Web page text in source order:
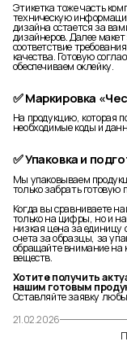
Этикетка тоже часть
техническую
дизайна остается за
дизайнеров. Далее
соответствие
качества. Готовую
обеспечиваем оклейку.
✅ Маркировка
На продукцию, которая
необходимые коды и
✅ Упаковка и
Мы упаковываем
только забрать готовую
Когда вы сравниваете
только на цифры, но и
низкая цена за
счета за образцы, за
обращайте внимание на
веществ.
Хотите получить
нашим готовым
Оставляйте заявку
21.02.2026